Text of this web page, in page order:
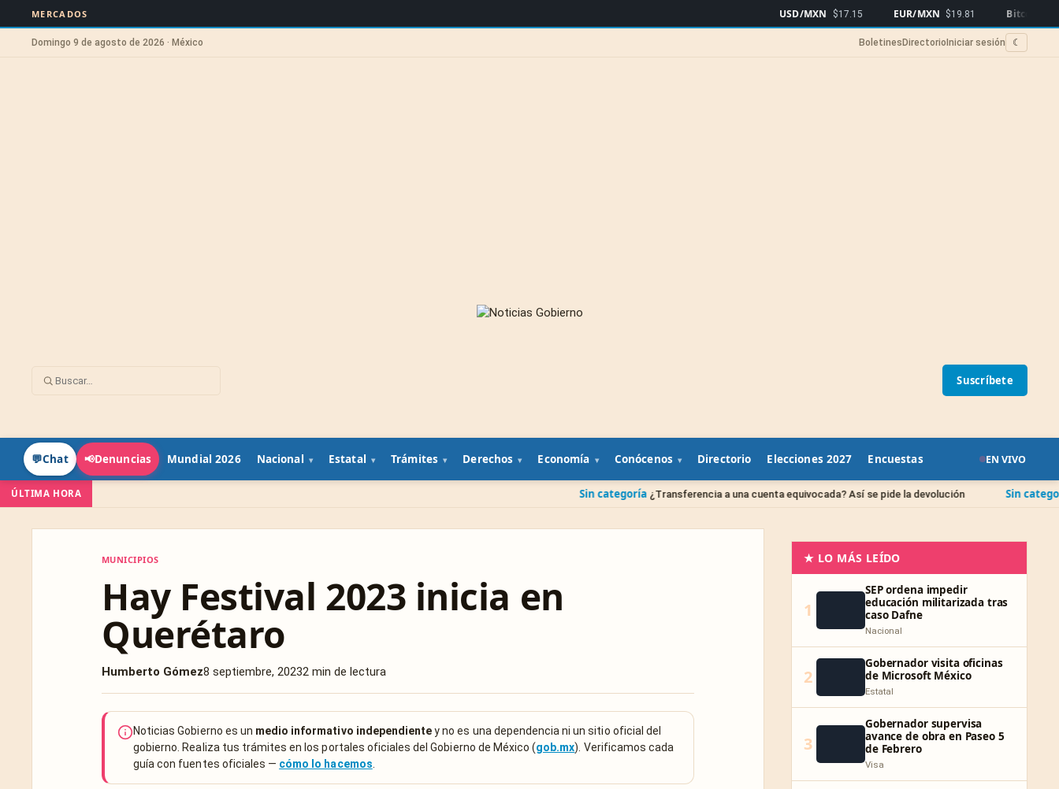
MERCADOS USD/MXN $17.15 EUR/MXN $19.81 Bitcoin $64,895
Domingo 9 de agosto de 2026 · México Boletines Directorio Iniciar sesión ☾
Suscríbete
💬Chat 📢Denuncias Mundial 2026 Nacional Estatal Trámites Derechos Economía Conócenos Directorio Elecciones 2027 Encuestas EN VIVO
ÚLTIMA HORA ¿Transferencia a una cuenta equivocada? Así se pide la devolución Sin categoría IPAB: qué
MUNICIPIOS
Hay Festival 2023 inicia en
Querétaro
Humberto Gómez8 septiembre, 20232 min de lectura
Noticias Gobierno es un medio informativo independientey no es una dependencia ni un sitio oficial del
gobierno. Realiza tus trámites en los portales oficiales del Gobierno de México (gob.mx). Verificamos cada
guía con fuentes oficiales — cómo lo hacemos
★ LO MÁS LEÍDO
1
SEP ordena impedir
educación militarizada tras
caso Dafne
Nacional
2
Gobernador visita oficinas
de Microsoft México
Estatal
3
Gobernador supervisa
avance de obra en Paseo 5
de Febrero
Visa